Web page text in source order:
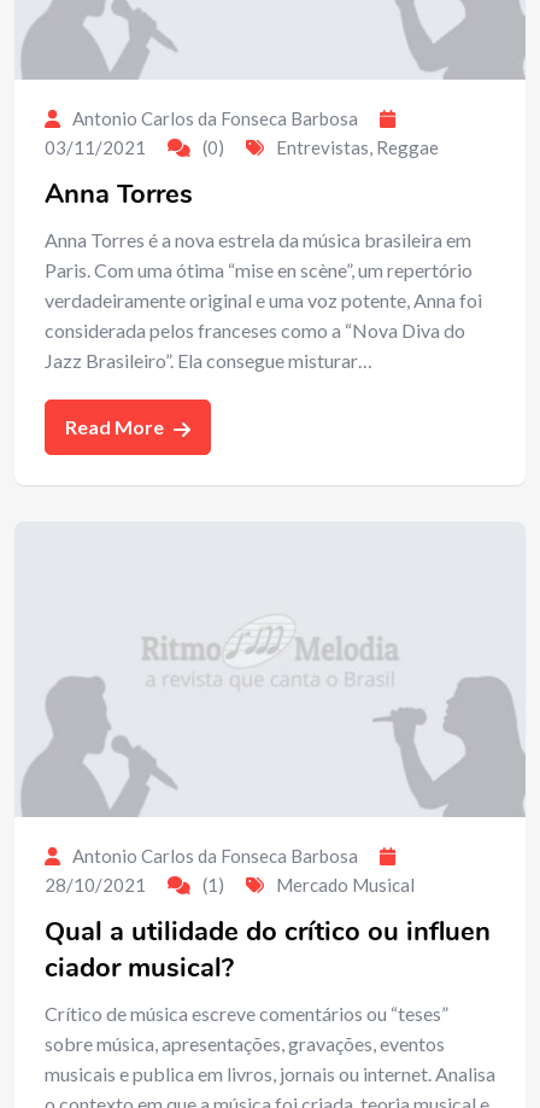
Antonio Carlos da Fonseca Barbosa
03/11/2021
(0) Entrevistas, Reggae
Anna Torres
Anna Torres é a nova estrela da música brasileira em
Paris. Com uma ótima “mise en scène”, um repertório
verdadeiramente original e uma voz potente, Anna foi
considerada pelos franceses como a “Nova Diva do
Jazz Brasileiro”. Ela consegue misturar…
Read More
Antonio Carlos da Fonseca Barbosa
28/10/2021
(1) Mercado Musical
Qual a utilidade do crítico ou influen
ciador musical?
Crítico de música escreve comentários ou “teses”
sobre música, apresentações, gravações, eventos
musicais e publica em livros, jornais ou internet. Analisa